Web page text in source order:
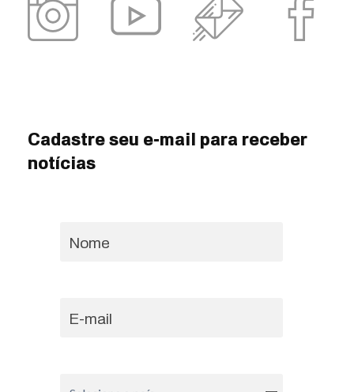
Cadastre seu e-mail para receber
notícias